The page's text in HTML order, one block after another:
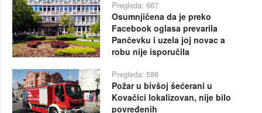
Pregleda: 667
Osumnjičena da je preko
Facebook oglasa prevarila
Pančevku i uzela joj novac a
robu nije isporučila
Pregleda: 586
Požar u bivšoj šećerani u
Kovačici lokalizovan, nije bilo
povređenih